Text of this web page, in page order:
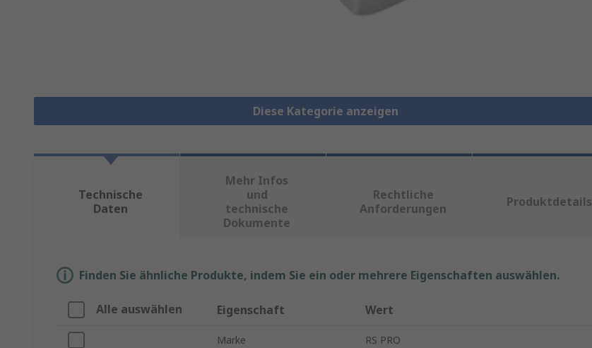
Diese Kategorie anzeigen
Technische
Daten
Mehr Infos
und
technische
Dokumente
Rechtliche
Anforderungen
Produktdetails
Finden Sie ähnliche Produkte, indem Sie ein oder mehrere Eigenschaften auswählen.
Alle auswählen Eigenschaft Wert
Marke RS PRO